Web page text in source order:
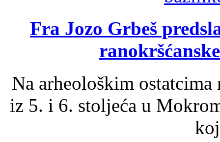
Fra Jozo Grbeš
Na arheološkim
iz 5. i 6. stoljeća u